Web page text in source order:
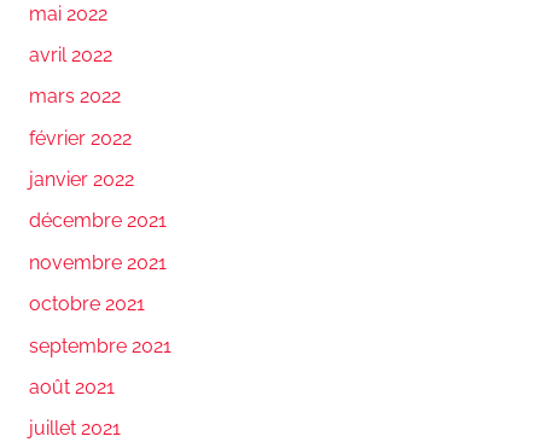
mai 2022
avril 2022
mars 2022
février 2022
janvier 2022
décembre 2021
novembre 2021
octobre 2021
septembre 2021
août 2021
juillet 2021